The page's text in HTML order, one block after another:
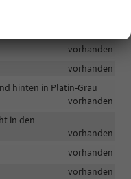
vorhanden
vorhanden
hinten in Platin-Grau
vorhanden
in den
vorhanden
vorhanden
vorhanden